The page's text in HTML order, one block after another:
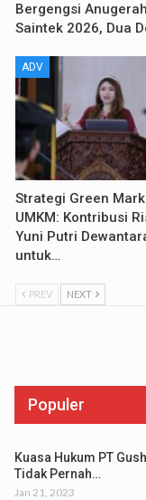
Bergengsi Anugerah
Saintek 2026, Dua
ADV
Strategi Green
UMKM: Kontribusi
Yuni Putri
untuk…
PREV NEXT
Populer
Kuasa Hukum PT
Tidak Pernah…
Jan 21, 2023